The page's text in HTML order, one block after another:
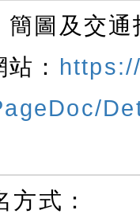
簡圖及交
：
方式：